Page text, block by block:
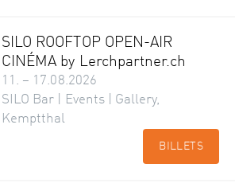
SILO ROOFTOP OPEN-AIR
CINÉMA by Lerchpartner.ch
11. – 17.08.2026
SILO Bar | Events | Gallery,
Kemptthal
BILLETS